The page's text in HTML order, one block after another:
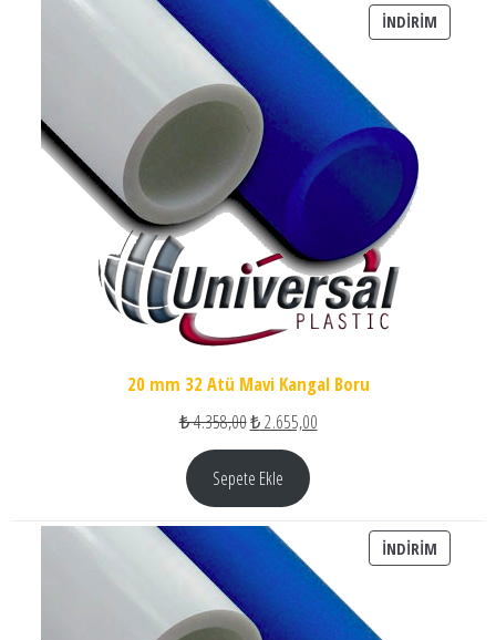
İNDIRIM
20 mm 32 Atü Mavi Kangal Boru
₺4.358,00Orijinal fiyat: ₺ 4.358,00.
₺2.655,00Şu andaki fiyat: ₺ 2.655,00.
Sepete Ekle
İNDIRIM